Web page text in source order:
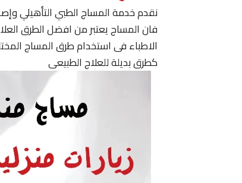
نقدم خدمة المساج الطبي التأهيلي
فان المساج يعتبر من افضل الطرق
الاطباء فى استخدام طرق المساج
كطرق بديلة للعلاج الطبيعى